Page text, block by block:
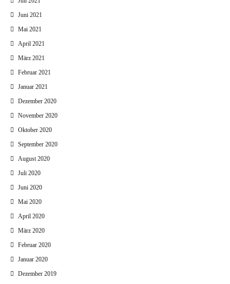
Juni 2021
Mai 2021
April 2021
März 2021
Februar 2021
Januar 2021
Dezember 2020
November 2020
Oktober 2020
September 2020
August 2020
Juli 2020
Juni 2020
Mai 2020
April 2020
März 2020
Februar 2020
Januar 2020
Dezember 2019